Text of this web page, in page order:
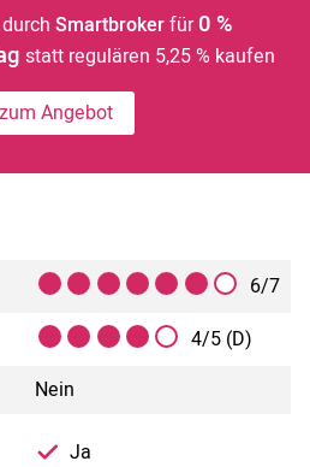
Smartbrokerfür 0 %
statt regulären 5,25 % kaufen
zum Angebot
6/7
4/5 (D)
Nein
Ja